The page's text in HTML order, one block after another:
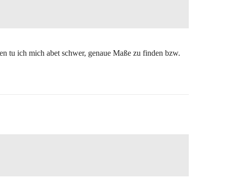
tu ich mich abet schwer, genaue Maße zu finden bzw.